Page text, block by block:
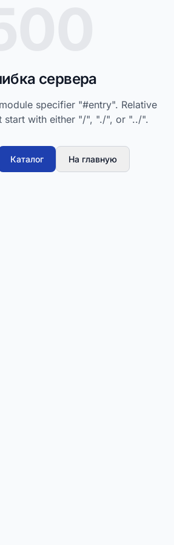
сервера
specifier "#entry". Relative
start with either "/", "./", or "../".
Каталог На главную